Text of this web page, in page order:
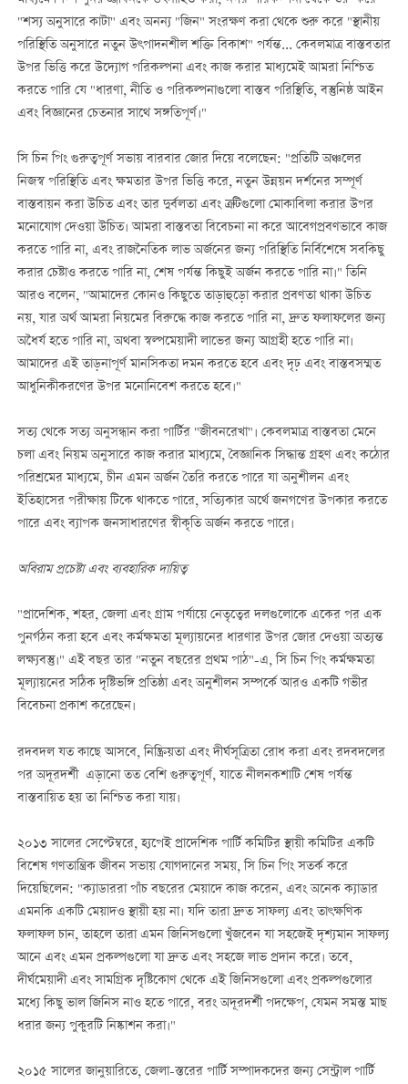
"শস্য অনুসারে কাটা" এবং অনন্য "জিন" সংরক্ষণ করা থেকে শুরু করে "স্থানীয়
পরিস্থিতি অনুসারে নতুন উৎপাদনশীল শক্তি বিকাশ" পর্যন্ত... কেবলমাত্র বাস্তবতার
উপর ভিত্তি করে উদ্যোগ পরিকল্পনা এবং কাজ করার মাধ্যমেই আমরা নিশ্চিত
করতে পারি যে "ধারণা, নীতি ও পরিকল্পনাগুলো বাস্তব পরিস্থিতি, বস্তুনিষ্ঠ আইন
এবং বিজ্ঞানের চেতনার সাথে সঙ্গতিপূর্ণ।"
সি চিন পিং গুরুত্বপূর্ণ সভায় বারবার জোর দিয়ে বলেছেন: "প্রতিটি অঞ্চলের
নিজস্ব পরিস্থিতি এবং ক্ষমতার উপর ভিত্তি করে, নতুন উন্নয়ন দর্শনের সম্পূর্ণ
বাস্তবায়ন করা উচিত এবং তার দুর্বলতা এবং ত্রুটিগুলো মোকাবিলা করার উপর
মনোযোগ দেওয়া উচিত। আমরা বাস্তবতা বিবেচনা না করে আবেগপ্রবণভাবে কাজ
করতে পারি না, এবং রাজনৈতিক লাভ অর্জনের জন্য পরিস্থিতি নির্বিশেষে সবকিছু
করার চেষ্টাও করতে পারি না, শেষ পর্যন্ত কিছুই অর্জন করতে পারি না।" তিনি
আরও বলেন, "আমাদের কোনও কিছুতে তাড়াহুড়ো করার প্রবণতা থাকা উচিত
নয়, যার অর্থ আমরা নিয়মের বিরুদ্ধে কাজ করতে পারি না, দ্রুত ফলাফলের জন্য
অধৈর্য হতে পারি না, অথবা স্বল্পমেয়াদী লাভের জন্য আগ্রহী হতে পারি না।
আমাদের এই তাড়নাপূর্ণ মানসিকতা দমন করতে হবে এবং দৃঢ় এবং বাস্তবসম্মত
আধুনিকীকরণের উপর মনোনিবেশ করতে হবে।"
সত্য থেকে সত্য অনুসন্ধান করা পার্টির "জীবনরেখা"। কেবলমাত্র বাস্তবতা মেনে
চলা এবং নিয়ম অনুসারে কাজ করার মাধ্যমে, বৈজ্ঞানিক সিদ্ধান্ত গ্রহণ এবং কঠোর
পরিশ্রমের মাধ্যমে, চীন এমন অর্জন তৈরি করতে পারে যা অনুশীলন এবং
ইতিহাসের পরীক্ষায় টিকে থাকতে পারে, সত্যিকার অর্থে জনগণের উপকার করতে
পারে এবং ব্যাপক জনসাধারণের স্বীকৃতি অর্জন করতে পারে।
অবিরাম প্রচেষ্টা এবং ব্যবহারিক দায়িত্ব
"প্রাদেশিক, শহর, জেলা এবং গ্রাম পর্যায়ে নেতৃত্বের দলগুলোকে একের পর এক
পুনর্গঠন করা হবে এবং কর্মক্ষমতা মূল্যায়নের ধারণার উপর জোর দেওয়া অত্যন্ত
লক্ষ্যবস্তু।" এই বছর তার "নতুন বছরের প্রথম পাঠ"-এ, সি চিন পিং কর্মক্ষমতা
মূল্যায়নের সঠিক দৃষ্টিভঙ্গি প্রতিষ্ঠা এবং অনুশীলন সম্পর্কে আরও একটি গভীর
বিবেচনা প্রকাশ করেছেন।
রদবদল যত কাছে আসবে, নিষ্ক্রিয়তা এবং দীর্ঘসূত্রিতা রোধ করা এবং রদবদলের
পর অদূরদর্শী এড়ানো তত বেশি গুরুত্বপূর্ণ, যাতে নীলনকশাটি শেষ পর্যন্ত
বাস্তবায়িত হয় তা নিশ্চিত করা যায়।
২০১৩ সালের সেপ্টেম্বরে, হ্যপেই প্রাদেশিক পার্টি কমিটির স্থায়ী কমিটির একটি
বিশেষ গণতান্ত্রিক জীবন সভায় যোগদানের সময়, সি চিন পিং সতর্ক করে
দিয়েছিলেন: "ক্যাডাররা পাঁচ বছরের মেয়াদে কাজ করেন, এবং অনেক ক্যাডার
এমনকি একটি মেয়াদও স্থায়ী হয় না। যদি তারা দ্রুত সাফল্য এবং তাৎক্ষণিক
ফলাফল চান, তাহলে তারা এমন জিনিসগুলো খুঁজবেন যা সহজেই দৃশ্যমান সাফল্য
আনে এবং এমন প্রকল্পগুলো যা দ্রুত এবং সহজে লাভ প্রদান করে। তবে,
দীর্ঘমেয়াদী এবং সামগ্রিক দৃষ্টিকোণ থেকে এই জিনিসগুলো এবং প্রকল্পগুলোর
মধ্যে কিছু ভাল জিনিস নাও হতে পারে, বরং অদূরদর্শী পদক্ষেপ, যেমন সমস্ত মাছ
ধরার জন্য পুকুরটি নিষ্কাশন করা।"
২০১৫ সালের জানুয়ারিতে, জেলা-স্তরের পার্টি সম্পাদকদের জন্য সেন্ট্রাল পার্টি